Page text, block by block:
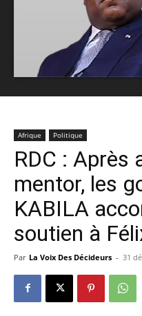
Afrique Politique
RDC : Après
mentor, les
KABILA
soutien à
Par La Voix Des Décideurs - 31